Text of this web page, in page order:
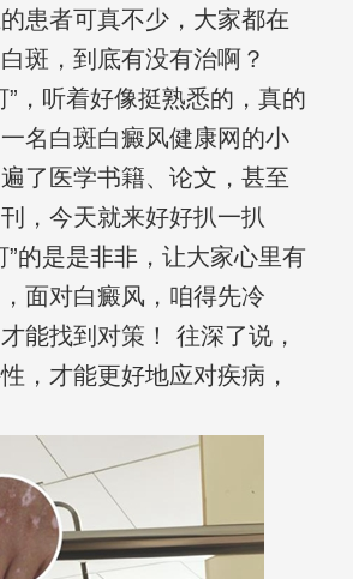
患者可真不少，大家都在
斑，到底有没有治啊？
”，听着好像挺熟悉的，真的
名白斑白癜风健康网的小
了医学书籍、论文，甚至
，今天就来好好扒一扒
”的是是非非，让大家心里有
面对白癜风，咱得先冷
能找到对策！ 往深了说，
，才能更好地应对疾病，